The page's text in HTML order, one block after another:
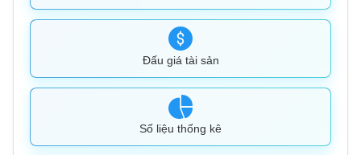
Đấu giá tài sản
Số liệu thống kê